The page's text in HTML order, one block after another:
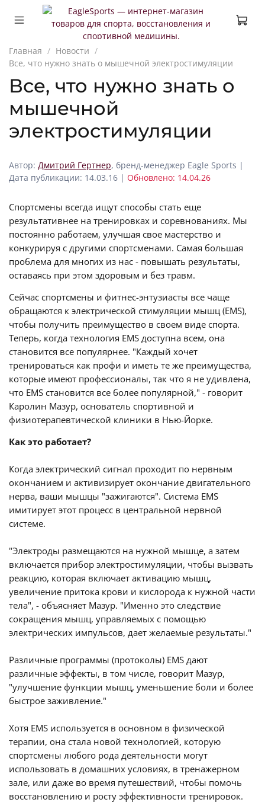
Главная
Новости
Все, что нужно знать о мышечной электростимуляции
Все, что нужно знать о
мышечной
электростимуляции
Автор: Дмитрий Гертнер, бренд-менеджер Eagle Sports |
Дата публикации: 14.03.16 | Обновлено: 14.04.26
Спортсмены всегда ищут способы стать еще
результативнее на тренировках и соревнованиях. Мы
постоянно работаем, улучшая свое мастерство и
конкурируя с другими спортсменами. Самая большая
проблема для многих из нас - повышать результаты,
оставаясь при этом здоровым и без травм.
Сейчас спортсмены и фитнес-энтузиасты все чаще
обращаются к электрической стимуляции мышц (EMS),
чтобы получить преимущество в своем виде спорта.
Теперь, когда технология EMS доступна всем, она
становится все популярнее. "Каждый хочет
тренироваться как профи и иметь те же преимущества,
которые имеют профессионалы, так что я не удивлена,
что EMS становится все более популярной," - говорит
Каролин Мазур, основатель спортивной и
физиотерапевтической клиники в Нью-Йорке.
Как это работает?
Когда электрический сигнал проходит по нервным
окончанием и активизирует окончание двигательного
нерва, ваши мышцы "зажигаются". Система EMS
имитирует этот процесс в центральной нервной
системе.
"Электроды размещаются на нужной мышце, а затем
включается прибор электростимуляции, чтобы вызвать
реакцию, которая включает активацию мышц,
увеличение притока крови и кислорода к нужной части
тела", - объясняет Мазур. "Именно это следствие
сокращения мышц, управляемых с помощью
электрических импульсов, дает желаемые результаты."
Различные программы (протоколы) EMS дают
различные эффекты, в том числе, говорит Мазур,
"улучшение функции мышц, уменьшение боли и более
быстрое заживление."
Хотя EMS используется в основном в физической
терапии, она стала новой технологией, которую
спортсмены любого рода деятельности могут
использовать в домашних условиях, в тренажерном
зале, или даже во время путешествий, чтобы помочь
восстановлению и росту эффективности тренировок.